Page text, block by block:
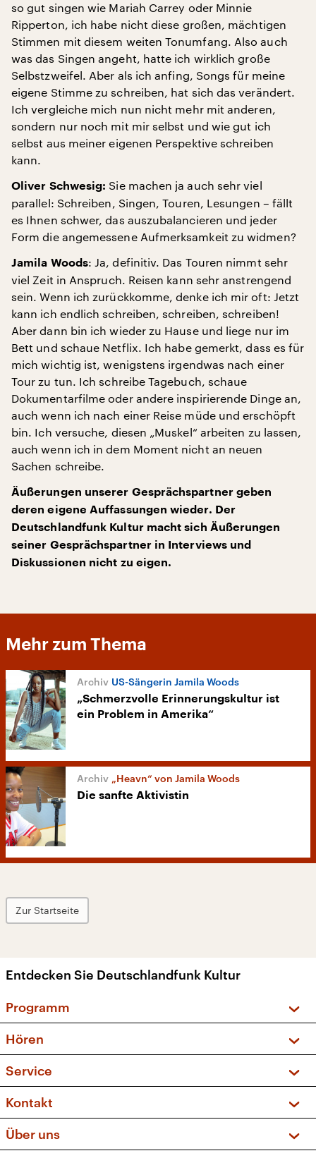
so gut singen wie Mariah Carrey oder Minnie
Ripperton, ich habe nicht diese großen, mächtigen
Stimmen mit diesem weiten Tonumfang. Also auch
was das Singen angeht, hatte ich wirklich große
Selbstzweifel. Aber als ich anfing, Songs für meine
eigene Stimme zu schreiben, hat sich das verändert.
Ich vergleiche mich nun nicht mehr mit anderen,
sondern nur noch mit mir selbst und wie gut ich
selbst aus meiner eigenen Perspektive schreiben
kann.
Oliver Schwesig: Sie machen ja auch sehr viel
parallel: Schreiben, Singen, Touren, Lesungen – fällt
es Ihnen schwer, das auszubalancieren und jeder
Form die angemessene Aufmerksamkeit zu widmen?
Jamila Woods: Ja, definitiv. Das Touren nimmt sehr
viel Zeit in Anspruch. Reisen kann sehr anstrengend
sein. Wenn ich zurückkomme, denke ich mir oft: Jetzt
kann ich endlich schreiben, schreiben, schreiben!
Aber dann bin ich wieder zu Hause und liege nur im
Bett und schaue Netflix. Ich habe gemerkt, dass es für
mich wichtig ist, wenigstens irgendwas nach einer
Tour zu tun. Ich schreibe Tagebuch, schaue
Dokumentarfilme oder andere inspirierende Dinge an,
auch wenn ich nach einer Reise müde und erschöpft
bin. Ich versuche, diesen „Muskel“ arbeiten zu lassen,
auch wenn ich in dem Moment nicht an neuen
Sachen schreibe.
Äußerungen unserer Gesprächspartner geben
deren eigene Auffassungen wieder. Der
Deutschlandfunk Kultur macht sich Äußerungen
seiner Gesprächspartner in Interviews und
Diskussionen nicht zu eigen.
Mehr zum Thema
US-Sängerin Jamila Woods
„Schmerzvolle Erinnerungskultur ist
ein Problem in Amerika“
„Heavn“ von Jamila Woods
Die sanfte Aktivistin
Zur Startseite
Entdecken Sie Deutschlandfunk Kultur
Programm
Sendungen und Podcasts
Musikliste
Kakadu – Das Kinderprogramm
Hören
Frequenzen (UKW + DAB+)
Service
FAQ
Apps
Newsletter
Kontakt
Social Media
Über uns